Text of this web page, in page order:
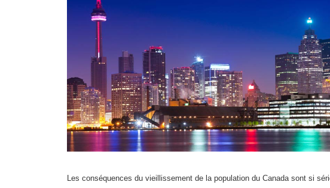
Les conséquences du vieillissement de la population du Canada sont si